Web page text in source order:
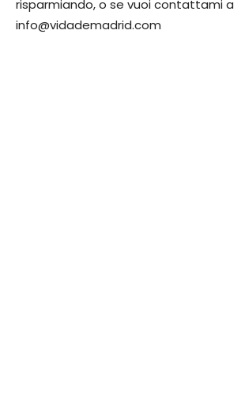
risparmiando, o se vuoi contattami a
info@vidademadrid.com